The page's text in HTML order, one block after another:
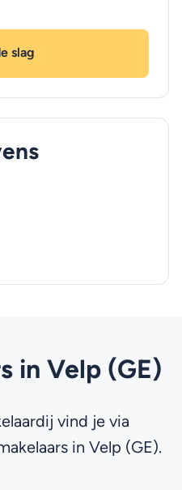
slag
in Velp (GE)
vind je via
in Velp (GE).